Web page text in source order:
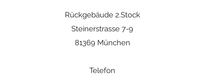
Rückgebäude 2.Stock
Steinerstrasse 7-9
81369 München
Telefon